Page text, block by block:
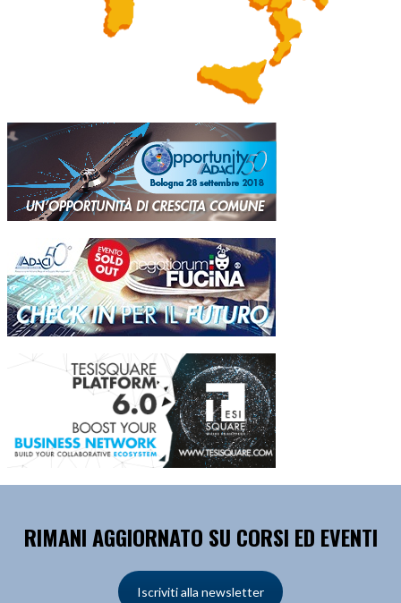
RIMANI AGGIORNATO SU CORSI ED EVENTI
Iscriviti alla newsletter